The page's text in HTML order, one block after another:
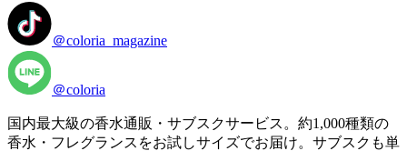
＠coloria_magazine
＠coloria
国内最大級の香水通販・サブスクサービス。約1,000種類の
香水・フレグランスをお試しサイズでお届け。サブスクも単